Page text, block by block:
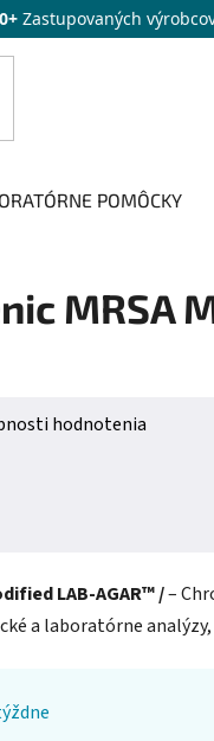
Zastupovaných
POMÔCKY
MRSA
je 0,0 z 5
hodnotenia
LAB-AGAR™ /–
a laboratórne analýzy,